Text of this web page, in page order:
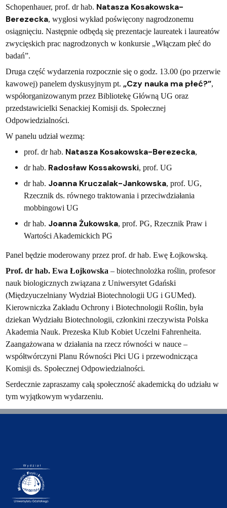
Schopenhauer, prof. dr hab. Natasza Kosakowska-
Berezecka, wygłosi wykład poświęcony nagrodzonemu
osiągnięciu. Następnie odbędą się prezentacje laureatek i laureatów
zwycięskich prac nagrodzonych w konkursie „Włączam płeć do
badań”.
Druga część wydarzenia rozpocznie się o godz. 13.00 (po przerwie
kawowej) panelem dyskusyjnym pt. „Czy nauka ma płeć?”,
współorganizowanym przez Bibliotekę Główną UG oraz
przedstawicielki Senackiej Komisji ds. Społecznej
Odpowiedzialności.
W panelu udział wezmą:
prof. dr hab. Natasza Kosakowska-Berezecka,
dr hab. Radosław Kossakowski, prof. UG
dr hab. Joanna Kruczalak-Jankowska, prof. UG,
Rzecznik ds. równego traktowania i przeciwdziałania
mobbingowi UG
dr hab. Joanna Żukowska, prof. PG, Rzecznik Praw i
Wartości Akademickich PG
Panel będzie moderowany przez prof. dr hab. Ewę Łojkowską.
Prof. dr hab. Ewa Łojkowska– biotechnolożka roślin, profesor
nauk biologicznych związana z Uniwersytet Gdański
(Międzyuczelniany Wydział Biotechnologii UG i GUMed).
Kierowniczka Zakładu Ochrony i Biotechnologii Roślin, była
dziekan Wydziału Biotechnologii, członkini rzeczywista Polska
Akademia Nauk. Prezeska Klub Kobiet Uczelni Fahrenheita.
Zaangażowana w działania na rzecz równości w nauce –
współtwórczyni Planu Równości Płci UG i przewodnicząca
Komisji ds. Społecznej Odpowiedzialności.
Serdecznie zapraszamy całą społeczność akademicką do udziału w
tym wyjątkowym wydarzeniu.